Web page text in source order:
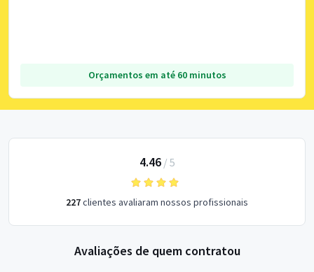
Orçamentos em até 60 minutos
4.46/ 5
227clientes avaliaram nossos profissionais
Avaliações de quem contratou